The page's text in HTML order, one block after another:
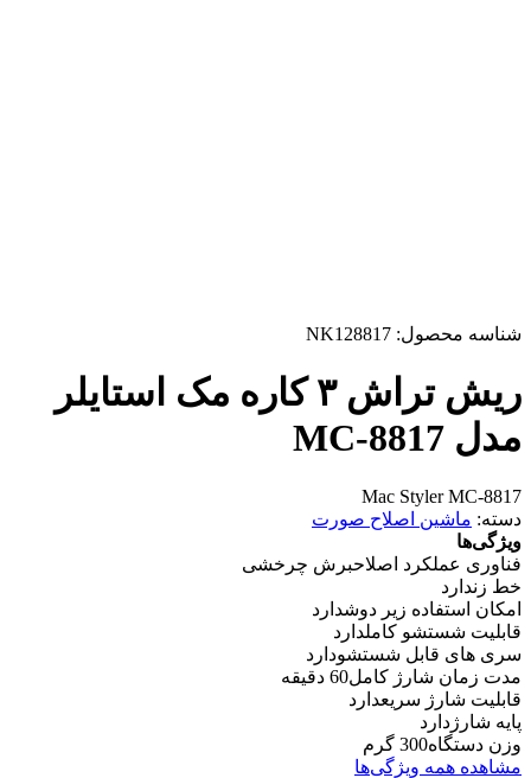
شناسه محصول: NK128817
ریش تراش ۳ کاره مک استایلر
مدل MC-8817
Mac Styler MC-8817
دسته: ماشین اصلاح صورت
ویژگی‌ها
فناوری عملکرد اصلاحبرش چرخشی
خط زندارد
امکان استفاده زیر دوشدارد
قابلیت شستشو کاملدارد
سری های قابل شستشودارد
مدت زمان شارژ کامل60 دقیقه
قابلیت شارژ سریعدارد
پایه شارژدارد
وزن دستگاه300 گرم
مشاهده همه ویژگی‌ها